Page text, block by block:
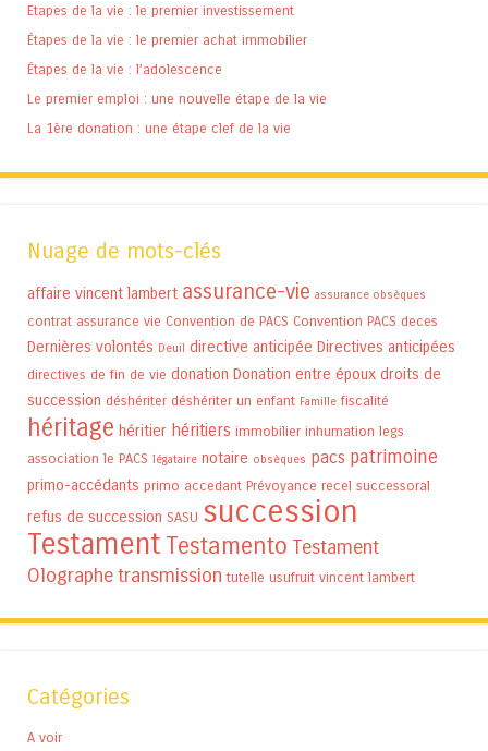
Etapes de la vie : le premier investissement
Étapes de la vie : le premier achat immobilier
Étapes de la vie : l’adolescence
Le premier emploi : une nouvelle étape de la vie
La 1ère donation : une étape clef de la vie
Nuage de mots-clés
affaire vincent lambert assurance-vie assurance obsèques
contrat assurance vie Convention de PACS Convention PACS deces
Dernières volontés Deuil directive anticipée Directives anticipées
directives de fin de vie donation Donation entre époux droits de
succession déshériter déshériter un enfant Famille fiscalité
héritage héritier héritiers immobilier inhumation legs
association le PACS légataire notaire obsèques pacs patrimoine
primo-accédants primo accedant Prévoyance recel successoral
refus de succession SASU succession
Testament Testamento Testament
Olographetransmission tutelle usufruit vincent lambert
Catégories
A voir